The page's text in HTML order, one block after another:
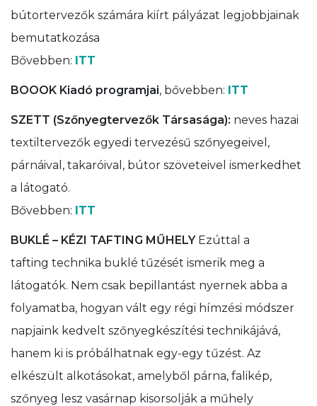
bútortervezők számára kiírt pályázat legjobbjainak
bemutatkozása
Bővebben: ITT
BOOOK Kiadó programjai, bővebben: ITT
SZETT (Szőnyegtervezők Társasága): neves hazai
textiltervezők egyedi tervezésű szőnyegeivel,
párnáival, takaróival, bútor szöveteivel ismerkedhet
a látogató.
Bővebben: ITT
BUKLÉ – KÉZI TAFTING MŰHELYEzúttal a
tafting technika buklé tűzését ismerik meg a
látogatók. Nem csak bepillantást nyernek abba a
folyamatba, hogyan vált egy régi hímzési módszer
napjaink kedvelt szőnyegkészítési technikájává,
hanem ki is próbálhatnak egy-egy tűzést. Az
elkészült alkotásokat, amelyből párna, falikép,
szőnyeg lesz vasárnap kisorsolják a műhely